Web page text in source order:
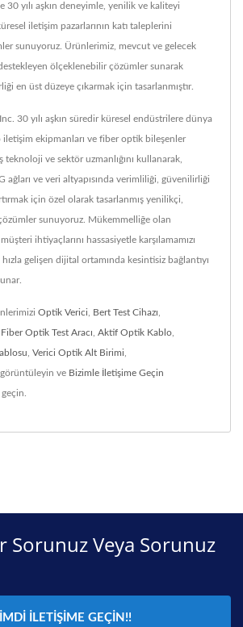
30 yılı aşkın deneyimle, yenilik ve kaliteyi
iletişim pazarlarının katı taleplerini
sunuyoruz. Ürünlerimiz, mevcut ve gelecek
ölçeklenebilir çözümler sunarak
en üst düzeye çıkarmak için tasarlanmıştır.
30 yılı aşkın süredir küresel endüstrilere dünya
iletişim ekipmanları ve fiber optik bileşenler
teknoloji ve sektör uzmanlığını kullanarak,
ağları ve veri altyapısında verimliliği, güvenilirliği
için özel olarak tasarlanmış yenilikçi,
sunuyoruz. Mükemmelliğe olan
ihtiyaçlarını hassasiyetle karşılamamızı
gelişen dijital ortamında kesintisiz bağlantıyı
Optik Verici Bert Test Cihazı
Fiber Optik Test Aracı Aktif Optik Kablo
Verici Optik Alt Birimi
görüntüleyin ve Bizimle İletişime Geçin
Sorunuz Veya Sorunuz
İLETIŞIME GEÇIN!!